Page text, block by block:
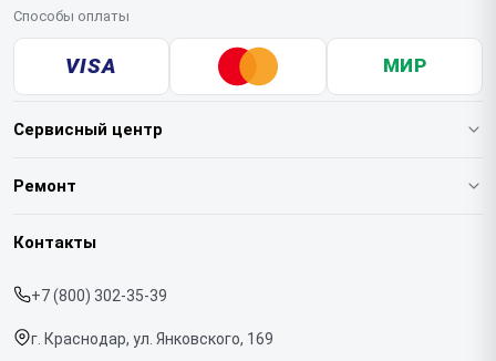
Способы оплаты
VISA МИР
Сервисный центр
О нашем сервисе
Срочный ремонт
Доставка и способы оплаты
Ремонт
Кофемашин
Контакты
+7 (800) 302-35-39
г. Краснодар, ул. Янковского, 169